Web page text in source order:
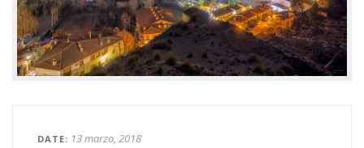
DATE 13 marzo, 2018